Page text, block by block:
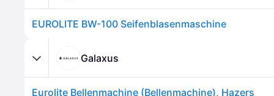
EUROLITE BW-100 Seifenblasenmaschine
Galaxus
Eurolite Bellenmachine (Bellenmachine), Hazers